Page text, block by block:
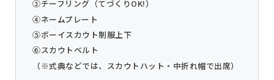
③チーフリング（てづくりOK!）
④ネームプレート
⑤ボーイスカウト制服上下
⑥スカウトベルト
（※式典などでは、スカウトハット・中折れ帽で出席）